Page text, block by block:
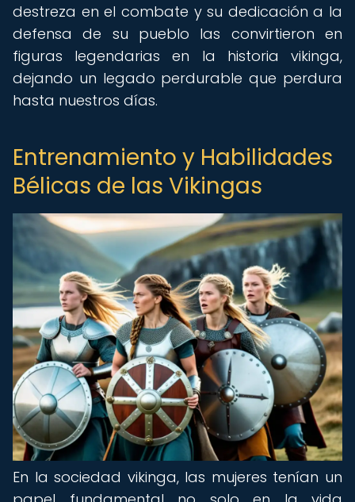
destreza en el combate y su dedicación a la
defensa de su pueblo las convirtieron en
figuras legendarias en la historia vikinga,
dejando un legado perdurable que perdura
hasta nuestros días.
Entrenamiento y Habilidades
Bélicas de las Vikingas
En la sociedad vikinga, las mujeres tenían un